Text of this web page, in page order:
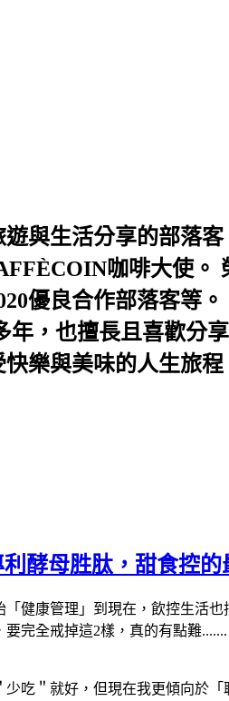
與生活分享的部落
咖啡大使
優良合作部落客等
，也擅長且喜歡分
樂與美味的人生旅程
酵母胜肽，甜食控的
健康管理」到現在，飲控生活
完全戒掉這2樣，真的有點難.......
吃＂就好，但現在我更傾向於